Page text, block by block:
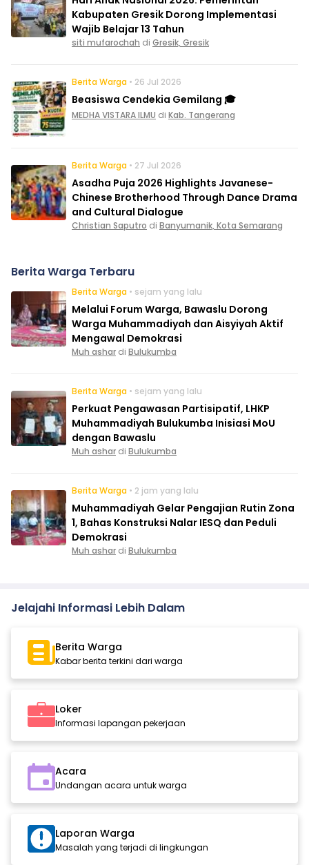
Kabupaten Gresik Dorong Implementasi
Wajib Belajar 13 Tahun
siti mufarochah di Gresik, Gresik
Berita Warga • 26 Jul 2026
Beasiswa Cendekia Gemilang 🎓
MEDHA VISTARA ILMU di Kab. Tangerang
Berita Warga • 27 Jul 2026
Asadha Puja 2026 Highlights Javanese-
Chinese Brotherhood Through Dance Drama
and Cultural Dialogue
Christian Saputro di Banyumanik, Kota Semarang
Berita Warga Terbaru
Berita Warga • sejam yang lalu
Melalui Forum Warga, Bawaslu Dorong
Warga Muhammadiyah dan Aisyiyah Aktif
Mengawal Demokrasi
Muh ashar di Bulukumba
Berita Warga • sejam yang lalu
Perkuat Pengawasan Partisipatif, LHKP
Muhammadiyah Bulukumba Inisiasi MoU
dengan Bawaslu
Muh ashar di Bulukumba
Berita Warga • 2 jam yang lalu
Muhammadiyah Gelar Pengajian Rutin Zona
1, Bahas Konstruksi Nalar IESQ dan Peduli
Demokrasi
Muh ashar di Bulukumba
Jelajahi Informasi Lebih Dalam
Berita Warga
Kabar berita terkini dari warga
Loker
Informasi lapangan pekerjaan
Acara
Undangan acara untuk warga
Laporan Warga
Masalah yang terjadi di lingkungan